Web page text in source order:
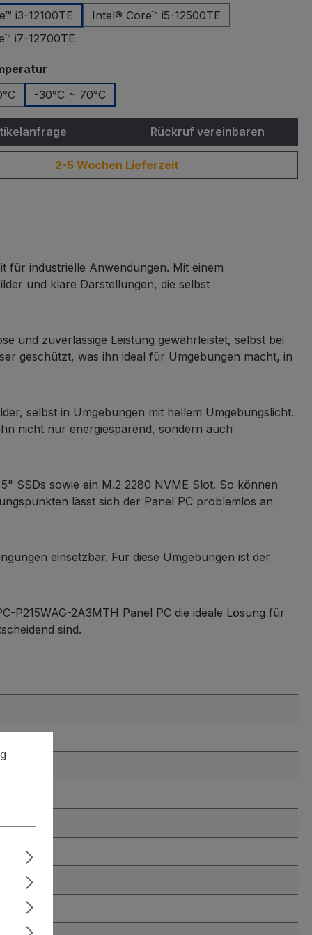
i3-12100TE
Intel® Core™ i5-12500TE
i7-12700TE
-30°C ~ 70°C
Rückruf vereinbaren
2-5 Wochen Lieferzeit
für industrielle Anwendungen. Mit einem
und klare Darstellungen, die selbst
und zuverlässige Leistung gewährleistet, selbst bei
geschützt, was ihn ideal für Umgebungen macht, in
selbst in Umgebungen mit hellem Umgebungslicht.
nicht nur energiesparend, sondern auch
SSDs sowie ein M.2 2280 NVME Slot. So können
lässt sich der Panel PC problemlos an
einsetzbar. Für diese Umgebungen ist der
P215WAG-2A3MTH Panel PC die ideale Lösung für
sind.